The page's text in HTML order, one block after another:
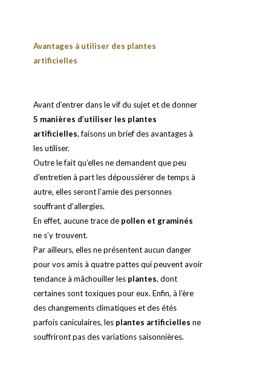
Avantages à utiliser des plantes
artificielles
Avant d’entrer dans le vif du sujet et de donner
5 manières d’utiliser les plantes
artificielles, faisons un brief des avantages à
les utiliser.
Outre le fait qu’elles ne demandent que peu
d’entretien à part les dépoussiérer de temps à
autre, elles seront l’amie des personnes
souffrant d’allergies.
En effet, aucune trace de pollen et graminés
ne s’y trouvent.
Par ailleurs, elles ne présentent aucun danger
pour vos amis à quatre pattes qui peuvent avoir
tendance à mâchouiller les plantes, dont
certaines sont toxiques pour eux. Enfin, à l’ère
des changements climatiques et des étés
parfois caniculaires, les plantes artificielles ne
souffriront pas des variations saisonnières.